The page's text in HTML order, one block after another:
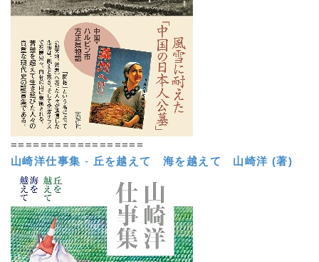
==================
山崎洋仕事集 - 丘を越えて 海を越えて 山崎洋 (著)